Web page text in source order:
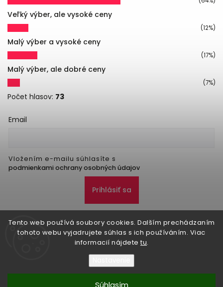
Tento web používá soubory cookies. Dalším prechádzaním
tohoto webu vyjadrujete súhlas s ich používáním. Viac
informacií nájdete tu.
Súhlasím
Veľký výber, ale vysoké ceny
(12%)
Malý výber a vysoké ceny
(17%)
Malý výber, ale dobré ceny
(7%)
Počet hlasov: 73
Email
Vložením e-mailu súhlasíte s
podmienkami ochrany osobných údajov
Prihlásiť sa
Upraviť nastavenie cookies